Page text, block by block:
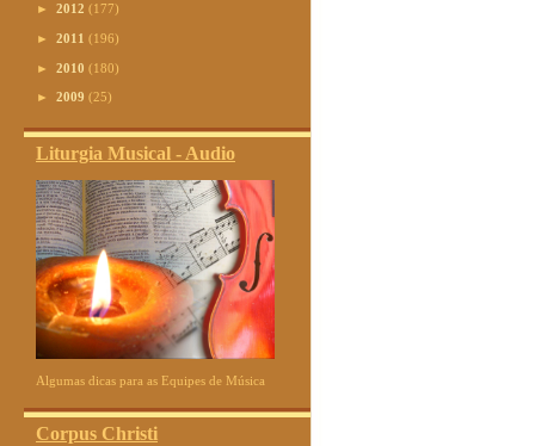
► 2012 (177)
► 2011 (196)
► 2010 (180)
► 2009 (25)
Liturgia Musical - Audio
Algumas dicas para as Equipes de Música
Corpus Christi